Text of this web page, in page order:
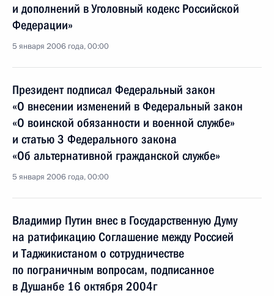
и дополнений в Уголовный кодекс Российской
Федерации»
5 января 2006 года, 00:00
Президент подписал Федеральный закон
«О внесении изменений в Федеральный закон
«О воинской обязанности и военной службе»
и статью 3 Федерального закона
«Об альтернативной гражданской службе»
5 января 2006 года, 00:00
Владимир Путин внес в Государственную Думу
на ратификацию Соглашение между Россией
и Таджикистаном о сотрудничестве
по пограничным вопросам, подписанное
в Душанбе 16 октября 2004г